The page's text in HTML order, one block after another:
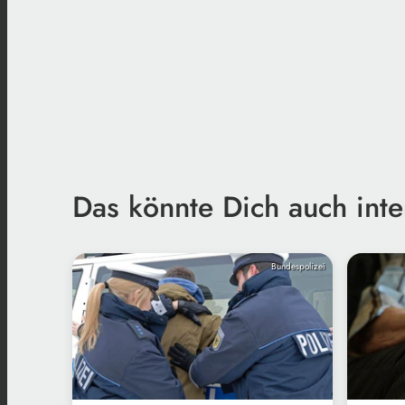
Das könnte Dich auch
Bundespolizei